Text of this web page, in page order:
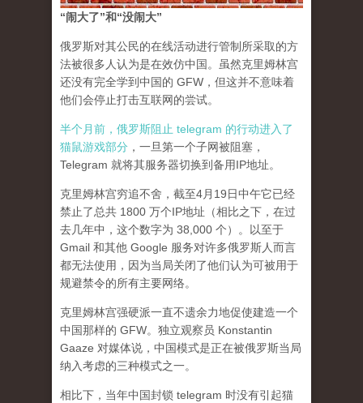
“闹大了”和“没闹大”
俄罗斯对其公民的在线活动进行管制所采取的方
法被很多人认为是在效仿中国。虽然克里姆林宫
还没有完全学到中国的 GFW，但这并不意味着
他们会停止打击互联网的尝试。
半个月前，俄罗斯阻止 telegram 的行动进入了
猫鼠游戏部分 ，一旦第一个子网被阻塞，
Telegram 就将其服务器切换到备用IP地址。
克里姆林宫穷追不舍，截至4月19日中午它已经
禁止了总共 1800 万个IP地址（相比之下，在过
去几年中，这个数字为 38,000 个）。以至于
Gmail 和其他 Google 服务对许多俄罗斯人而言
都无法使用，因为当局关闭了他们认为可被用于
规避禁令的所有主要网络。
克里姆林宫强硬派一直不遗余力地促使建造一个
中国那样的 GFW。独立观察员 Konstantin
Gaaze 对媒体说，中国模式是正在被俄罗斯当局
纳入考虑的三种模式之一。
相比下，当年中国封锁 telegram 时没有引起猫